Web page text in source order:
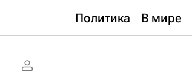
Политика В мире